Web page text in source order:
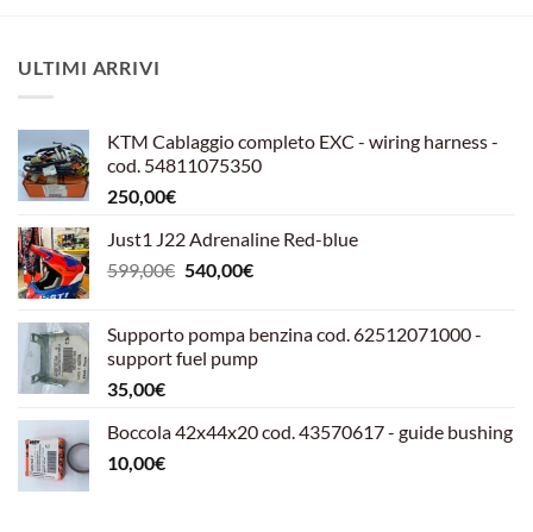
ULTIMI ARRIVI
KTM Cablaggio completo EXC - wiring harness -
cod. 54811075350
250,00€
Just1 J22 Adrenaline Red-blue
599,00€ Il
era:
599,00€.
540,00€Il
è:
540,00€.
Supporto pompa benzina cod. 62512071000 -
support fuel pump
35,00€
Boccola 42x44x20 cod. 43570617 - guide bushing
10,00€